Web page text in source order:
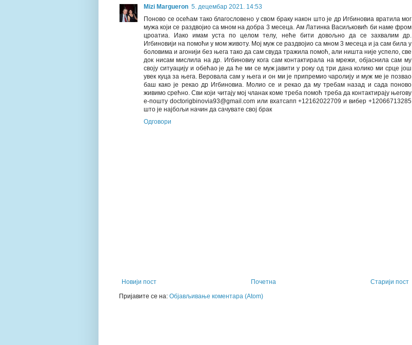
Mizi Margueron 5. децембар 2021. 14:53
Поново се осећам тако благословено у свом браку након што је др Игбиновиа вратила мог
мужа који се раздвојио са мном на добра 3 месеца. Ам Латинка Васиљковић би наме фром
цроатиа. Иако имам уста по целом телу, неће бити довољно да се захвалим др.
Игбиновији на помоћи у мом животу. Мој муж се раздвојио са мном 3 месеца и ја сам била у
боловима и агонији без њега тако да сам свуда тражила помоћ, али ништа није успело, све
док нисам мислила на др. Игбиновиу кога сам контактирала на мрежи, објаснила сам му
своју ситуацију и обећао је да ће ми се муж јавити у року од три дана колико ми срце још
увек куца за њега. Веровала сам у њега и он ми је припремио чаролију и муж ме је позвао
баш како је рекао др Игбиновиа. Молио се и рекао да му требам назад и сада поново
живимо срећно. Сви који читају мој чланак коме треба помоћ треба да контактирају његову
е-пошту doctorigbinovia93@gmail.com или вхатсапп +12162022709 и вибер +12066713285
што је најбољи начин да сачувате свој брак
Одговори
Новији пост Старији пост
Почетна
Пријавите се на: Објављивање коментара (Atom)